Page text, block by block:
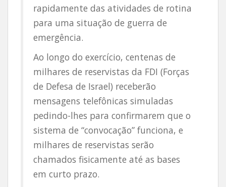
rapidamente das atividades de rotina
para uma situação de guerra de
emergência.
Ao longo do exercício, centenas de
milhares de reservistas da FDI (Forças
de Defesa de Israel) receberão
mensagens telefônicas simuladas
pedindo-lhes para confirmarem que o
sistema de “convocação” funciona, e
milhares de reservistas serão
chamados fisicamente até as bases
em curto prazo.